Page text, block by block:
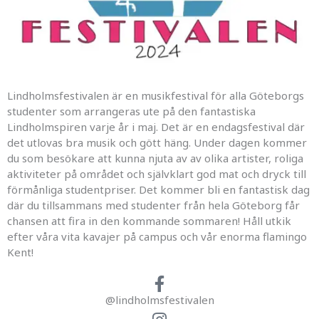
Lindholmsfestivalen är en musikfestival för alla Göteborgs
studenter som arrangeras ute på den fantastiska
Lindholmspiren varje år i maj. Det är en endagsfestival där
det utlovas bra musik och gött häng. Under dagen kommer
du som besökare att kunna njuta av av olika artister, roliga
aktiviteter på området och självklart god mat och dryck till
förmånliga studentpriser. Det kommer bli en fantastisk dag
där du tillsammans med studenter från hela Göteborg får
chansen att fira in den kommande sommaren! Håll utkik
efter våra vita kavajer på campus och vår enorma flamingo
Kent!
@lindholmsfestivalen